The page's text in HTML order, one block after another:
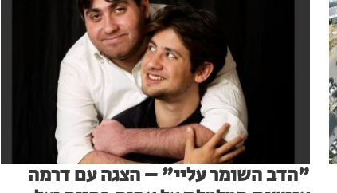
"הדב השומר עליי" – הצגה עם דרמה